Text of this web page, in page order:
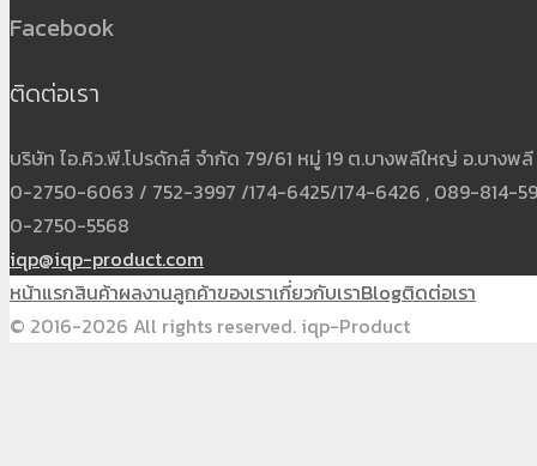
Facebook
ติดต่อเรา
บริษัท ไอ.คิว.พี.โปรดักส์ จำกัด 79/61 หมู่ 19 ต.บางพลีใหญ่ อ.บางพ
0-2750-6063 / 752-3997 /174-6425/174-6426 , 089-814-
0-2750-5568
iqp@iqp-product.com
หน้าแรกสินค้าผลงานลูกค้าของเราเกี่ยวกับเราBlogติดต่อเรา
© 2016-2026 All rights reserved. iqp-Product